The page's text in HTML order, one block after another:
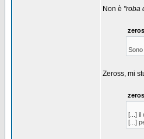
Non è "roba
Zeross, mi
[...] il
[...]